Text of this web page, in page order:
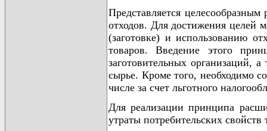
Представляется
отходов. Для достижения целей
(заготовке) и использованию
товаров. Введение этого
заготовительных организаций,
сырье. Кроме того, необходимо
числе за счет льготного
Для реализации принципа
утраты потребительских свойств